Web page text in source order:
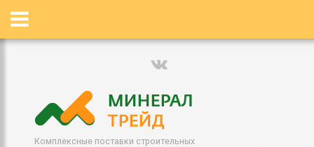
Комплексные поставки строительных